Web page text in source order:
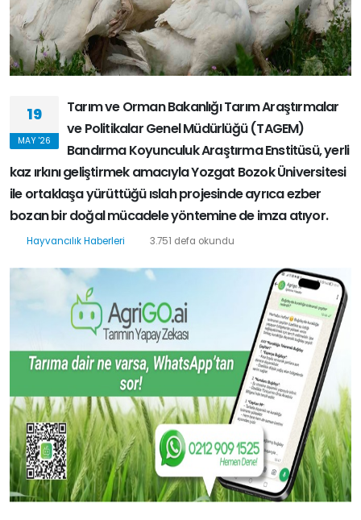
19
MAY '26
Tarım ve Orman Bakanlığı Tarım Araştırmalar
ve Politikalar Genel Müdürlüğü (TAGEM)
Bandırma Koyunculuk Araştırma Enstitüsü, yerli
kaz ırkını geliştirmek amacıyla Yozgat Bozok Üniversitesi
ile ortaklaşa yürüttüğü ıslah projesinde ayrıca ezber
bozan bir doğal mücadele yöntemine de imza atıyor.
Hayvancılık Haberleri 3.751 defa okundu